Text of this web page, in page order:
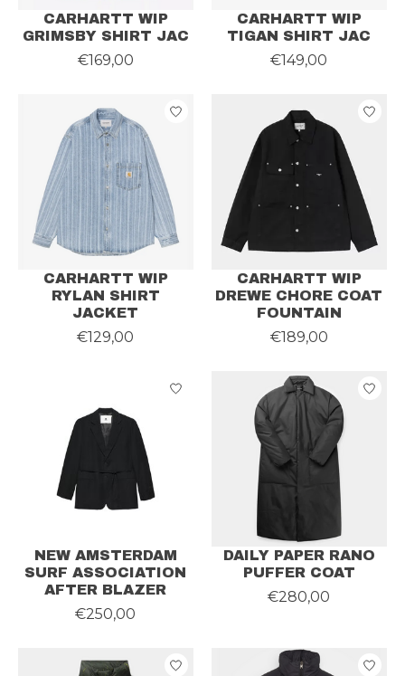
CARHARTT WIP
GRIMSBY SHIRT JAC
€169,00
CARHARTT WIP
TIGAN SHIRT JAC
€149,00
CARHARTT WIP
RYLAN SHIRT
JACKET
€129,00
CARHARTT WIP
DREWE CHORE COAT
FOUNTAIN
€189,00
NEW AMSTERDAM
SURF ASSOCIATION
AFTER BLAZER
€250,00
DAILY PAPER RANO
PUFFER COAT
€280,00